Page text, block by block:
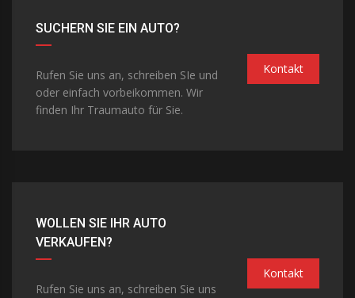
SUCHERN SIE EIN AUTO?
Rufen Sie uns an, schreiben SIe und
oder einfach vorbeikommen. Wir
finden Ihr Traumauto für Sie.
Kontakt
WOLLEN SIE IHR AUTO
VERKAUFEN?
Rufen Sie uns an, schreiben Sie uns
Kontakt